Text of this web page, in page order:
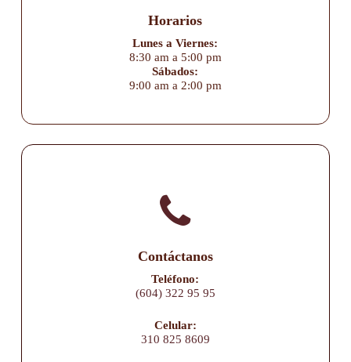
Horarios
Lunes a Viernes:
8:30 am a 5:00 pm
Sábados:
9:00 am a 2:00 pm
Contáctanos
Teléfono:
(604) 322 95 95
Celular:
310 825 8609